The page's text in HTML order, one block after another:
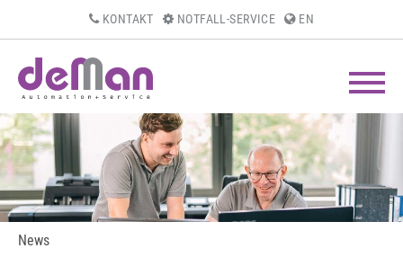
KONTAKT NOTFALL-SERVICE EN
News